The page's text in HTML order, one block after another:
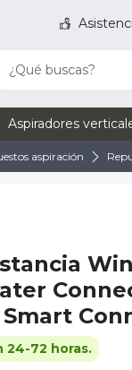
¿Qué buscas?
Aspiradores
aspiración
24-72 horas.